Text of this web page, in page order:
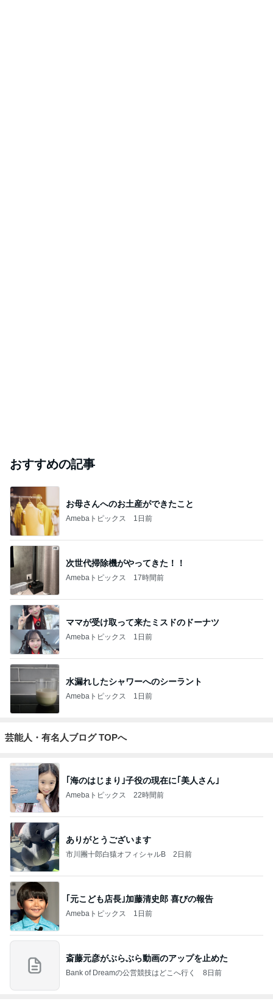
おすすめの記事
お母さんへのお土産ができたこと
Amebaトピックス 1日前
次世代掃除機がやってきた！！
Amebaトピックス 17時間前
ママが受け取って来たミスドのドーナツ
Amebaトピックス 1日前
水漏れしたシャワーへのシーラント
Amebaトピックス 1日前
芸能人・有名人ブログ TOPへ
｢海のはじまり｣子役の現在に｢美人さん｣
Amebaトピックス 22時間前
ありがとうございます
市川團十郎白猿オフィシャルB 2日前
｢元こども店長｣加藤清史郎 喜びの報告
Amebaトピックス 1日前
斎藤元彦がぶらぶら動画のアップを止めた
Bank of Dreamの公営競技はどこへ行く 8日前